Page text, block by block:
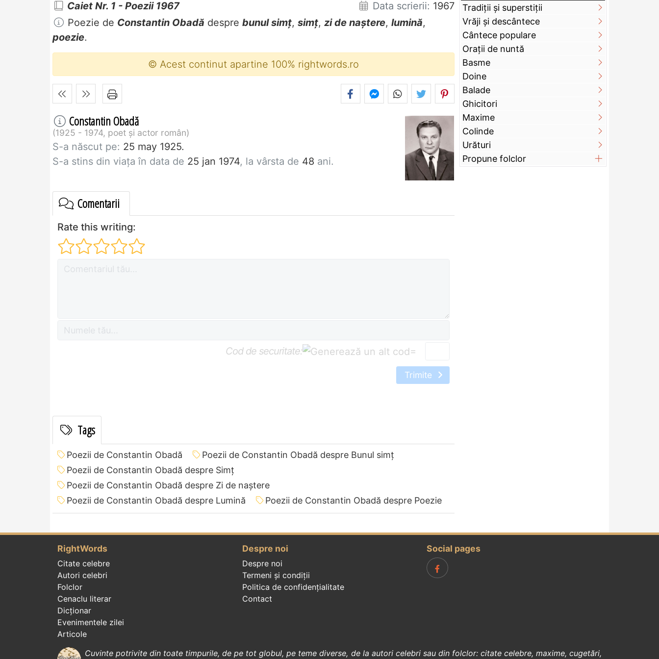
Caiet Nr. 1 - Poezii 1967 Data scrierii: 1967
Poezie de Constantin Obadă despre bunul simț, simț, zi de naștere, lumină,
poezie.
© Acest continut apartine 100% rightwords.ro
Constantin Obadă
1925 - 1974, poet și actor român
S-a născut pe: 25 may 1925.
S-a stins din viaţa în data de 25 jan 1974, la vârsta de 48 ani.
Comentarii
Rate this writing:
Cod de securitate: =
Trimite
Tags
Poezii de Constantin Obadă
Poezii de Constantin Obadă despre Bunul simț
Poezii de Constantin Obadă despre Simț
Poezii de Constantin Obadă despre Zi de naștere
Poezii de Constantin Obadă despre Lumină
Poezii de Constantin Obadă despre Poezie
Tradiții și superstiții
Vrăji și descântece
Cântece populare
Orații de nuntă
Basme
Doine
Balade
Ghicitori
Maxime
Colinde
Urături
Propune folclor
RightWords
Citate celebre
Autori celebri
Folclor
Cenaclu literar
Dicționar
Evenimentele zilei
Articole
Despre noi
Despre noi
Termeni și condiții
Politica de confidenţialitate
Contact
Social pages
Cuvinte potrivite din toate timpurile, de pe tot globul, pe teme diverse, de la autori celebrisau din folclor: citate celebre, maxime,cugetări,